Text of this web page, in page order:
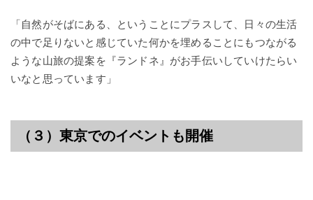
「自然がそばにある、ということにプラスして、日々の生活
の中で足りないと感じていた何かを埋めることにもつながる
ような山旅の提案を『ランドネ』がお手伝いしていけたらい
いなと思っています」
（３）東京でのイベントも開催